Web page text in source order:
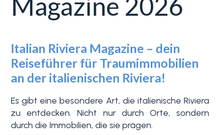
Italian Riviera Magazine – dein
Reiseführer für Traumimmobilien
an der italienischen Riviera!
Es gibt eine besondere Art, die italienische Riviera
zu entdecken. Nicht nur durch Orte, sondern
durch die Immobilien, die sie prägen.
Blumenriviera
Objektsuche
Blog
Kontakt
Immobilientyp
-
Mehrfachauswahl
Alle